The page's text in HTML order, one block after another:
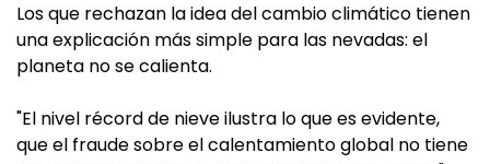
Los que rechazan la idea del cambio climático tienen
una explicación más simple para las nevadas: el
planeta no se calienta.
"El nivel récord de nieve ilustra lo que es evidente,
que el fraude sobre el calentamiento global no tiene